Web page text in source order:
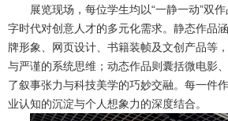
展览现场，每位学生均以“一静一动”双
字时代对创意人才的多元化需求。静态作品
牌形象、网页设计、书籍装帧及文创产品等
与严谨的系统思维；动态作品则囊括微电影
了叙事张力与科技美学的巧妙交融。每一件
业认知的沉淀与个人想象力的深度结合。